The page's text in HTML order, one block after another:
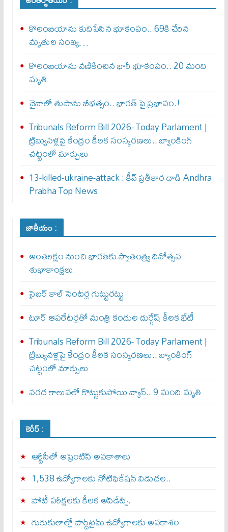
కొలంబియాను కుదిపేసిన భూకంపం.. 69కి చేరిన
మృతుల సంఖ్య…
కొలంబియాను వణికించిన భారీ భూకంపం.. 20 మంది
మృతి
చైనాలో తుపాను బీభత్సం.. భార‌త్ పై ప్ర‌భావం.!
Tribunals Reform Bill 2026- Today Parlament |
ట్రిబ్యునళ్లపై కేంద్రం కీలక సంస్కరణలు.. బ్యాంకింగ్
చట్టంలో మార్పులు
13-killed-ukraine-attack : కీవ్ ప్ర‌తీకార దాడి Andhra
Prabha Top News
జాతీయం :
అంతరిక్షం నుంచి భారత్‌కు స్వాతంత్ర్య దినోత్సవ
శుభాకాంక్షలు
సైబర్‌ కాల్‌ సెంటర్ల గుట్టురట్టు
టూర్ ఆపరేటర్లతో మంత్రి కందుల దుర్గేష్‌ కీలక భేటీ
Tribunals Reform Bill 2026- Today Parlament |
ట్రిబ్యునళ్లపై కేంద్రం కీలక సంస్కరణలు.. బ్యాంకింగ్
చట్టంలో మార్పులు
వరద కాలువలో కొట్టుకుపోయి వ్యాన్‌.. 9 మంది మృతి
కెరీర్ :
ఆర్టీసీలో అప్రెంటిస్‌ అవకాశాలు
1,538 ఉద్యోగాలకు నోటిఫికేషన్ విడుదల..
పోటీ పరీక్షలకు కీలక అప్‌డేట్స్.
గురుకులాల్లో పార్ట్‌టైమ్ ఉద్యోగాలకు అవకాశం